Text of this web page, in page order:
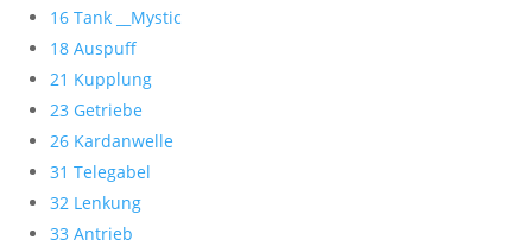
16 Tank __Mystic
18 Auspuff
21 Kupplung
23 Getriebe
26 Kardanwelle
31 Telegabel
32 Lenkung
33 Antrieb